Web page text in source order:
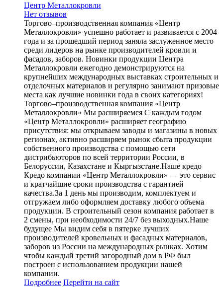
Центр Металлокровли
Нет отзывов
Торгово–производственная компания «Центр
Металлокровли» успешно работает и развивается с 2004
года и за прошедший период заняла заслуженное место
среди лидеров на рынке производителей кровли и
фасадов, заборов. Новинки продукции Центра
Металлокровли ежегодно демонстрируются на
крупнейших международных выставках строительных и
отделочных материалов и регулярно занимают призовые
места как лучшие новинки года в своих категориях!
Торгово–производственная компания «Центр
Металлокровли» Мы расширяемся С каждым годом
«Центр Металлокровли» расширяет географию
присутствия: мы открываем заводы и магазины в новых
регионах, активно расширяем рынок сбыта продукции
собственного производства с помощью сети
дистрибьюторов по всей территории России, в
Белоруссии, Казахстане и Кыргызстане.Наше кредо
Кредо компании «Центр Металлокровли» — это сервис
и кратчайшие сроки производства с гарантией
качества.За 1 день мы производим, комплектуем и
отгружаем либо оформляем доставку любого объема
продукции. В строительный сезон компания работает в
2 смены, при необходимости 24/7 без выходных.Наше
будущее Мы видим себя в пятерке лучших
производителей кровельных и фасадных материалов,
заборов из России на международных рынках. Хотим
чтобы каждый третий загородный дом в РФ был
построен с использованием продукции нашей
компании.
Подробнее Перейти на сайт